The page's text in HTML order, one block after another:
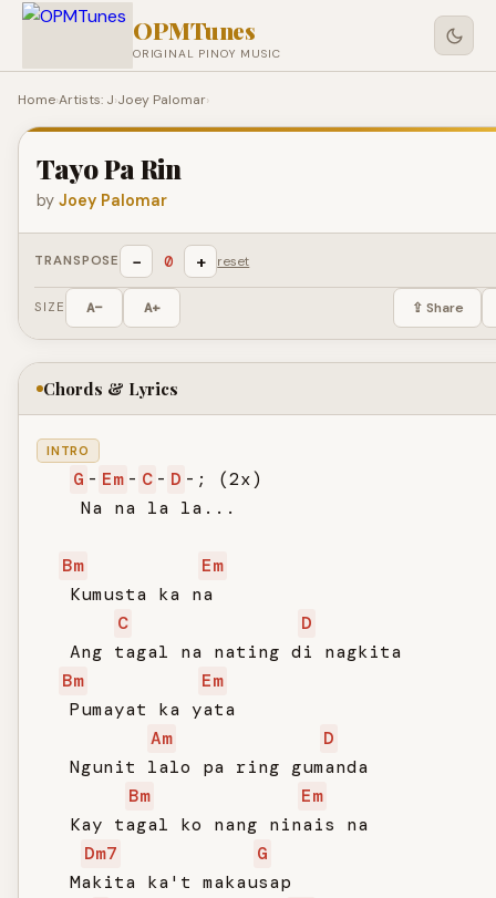
OPMTunes
ORIGINAL PINOY MUSIC
Home›Artists: J›Joey Palomar›
Tayo Pa Rin
by Joey Palomar
TRANSPOSE − 0 + reset
SIZE A− A+ ⇪ Share
Chords & Lyrics
INTRO
G - Em - C - D -; (2x)
    Na na la la...
Bm
Em
   Kumusta ka na
C
D
   Ang tagal na nating di nagkita
Bm
Em
   Pumayat ka yata
Am
D
   Ngunit lalo pa ring gumanda
Bm
Em
   Kay tagal ko nang ninais na
Dm7
G
   Makita ka't makausap